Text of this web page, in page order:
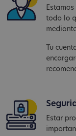
todo lo
Tu
Estar